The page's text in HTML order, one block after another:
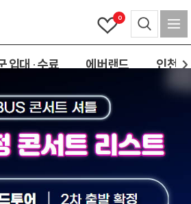
0
입대 · 수료 에버랜드 인천(